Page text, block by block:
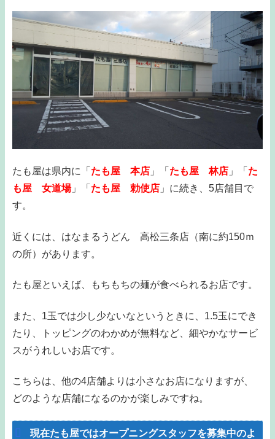
たも屋は県内に「 たも屋 本店 」「 たも屋 林店 」「 た
も屋 女道場」「 たも屋 勅使店 」に続き、5店舗目で
す。
近くには、はなまるうどん 高松三条店（南に約150ｍ
の所）があります。
たも屋といえば、もちもちの麺が食べられるお店です。
また、1玉では少し少ないなというときに、1.5玉にでき
たり、トッピングのわかめが無料など、細やかなサービ
スがうれしいお店です。
こちらは、他の4店舗よりは小さなお店になりますが、
どのような店舗になるのかが楽しみですね。
現在たも屋ではオープニングスタッフを募集中のよ